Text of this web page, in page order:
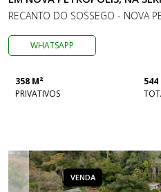
RECANTO DO SOSSEGO - NOVA
WHATSAPP
358 M²
PRIVATIVOS
544
VENDA